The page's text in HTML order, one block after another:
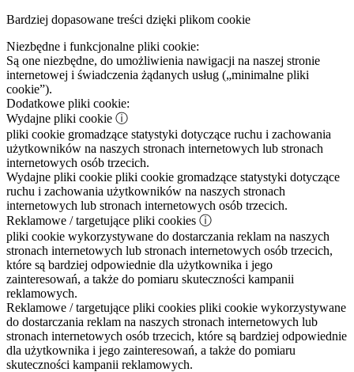
Bardziej dopasowane treści dzięki plikom cookie
Niezbędne i funkcjonalne pliki cookie:
Są one niezbędne, do umożliwienia nawigacji na naszej stronie
internetowej i świadczenia żądanych usług („minimalne pliki
cookie”).
Dodatkowe pliki cookie:
Wydajne pliki cookie ⓘ
pliki cookie gromadzące statystyki dotyczące ruchu i zachowania
użytkowników na naszych stronach internetowych lub stronach
internetowych osób trzecich.
Wydajne pliki cookie pliki cookie gromadzące statystyki dotyczące
ruchu i zachowania użytkowników na naszych stronach
internetowych lub stronach internetowych osób trzecich.
Reklamowe / targetujące pliki cookies ⓘ
pliki cookie wykorzystywane do dostarczania reklam na naszych
stronach internetowych lub stronach internetowych osób trzecich,
które są bardziej odpowiednie dla użytkownika i jego
zainteresowań, a także do pomiaru skuteczności kampanii
reklamowych.
Reklamowe / targetujące pliki cookies pliki cookie wykorzystywane
do dostarczania reklam na naszych stronach internetowych lub
stronach internetowych osób trzecich, które są bardziej odpowiednie
dla użytkownika i jego zainteresowań, a także do pomiaru
skuteczności kampanii reklamowych.